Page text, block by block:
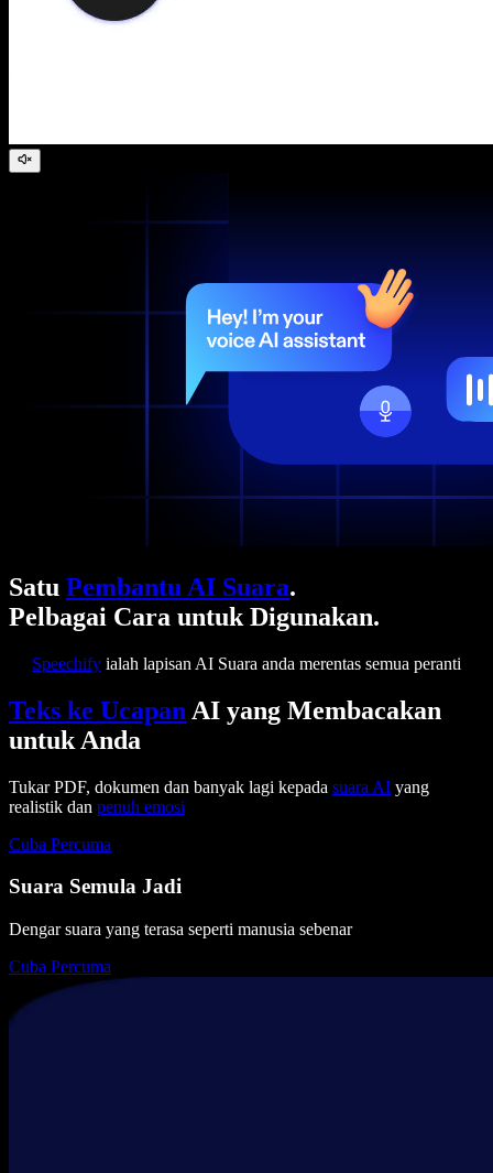
Satu Pembantu AI Suara.
Pelbagai Cara untuk Digunakan.
Speechify ialah lapisan AI Suara anda merentas semua peranti
Teks ke Ucapan AI yang Membacakan
untuk Anda
Tukar PDF, dokumen dan banyak lagi kepada suara AI yang
realistik dan penuh emosi
Cuba Percuma
Suara Semula Jadi
Dengar suara yang terasa seperti manusia sebenar
Cuba Percuma